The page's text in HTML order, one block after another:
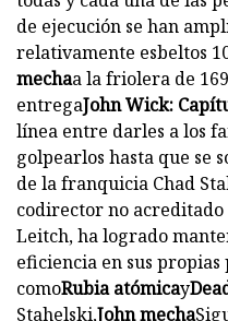
de ejecución se han
relativamente esbeltos
mechaa la friolera de
entregaJohn Wick:
línea entre darles a los
golpearlos hasta que se
de la franquicia Chad
codirector no
Leitch, ha logrado
eficiencia en sus
comoRubia atómicay
Stahelski,John mecha